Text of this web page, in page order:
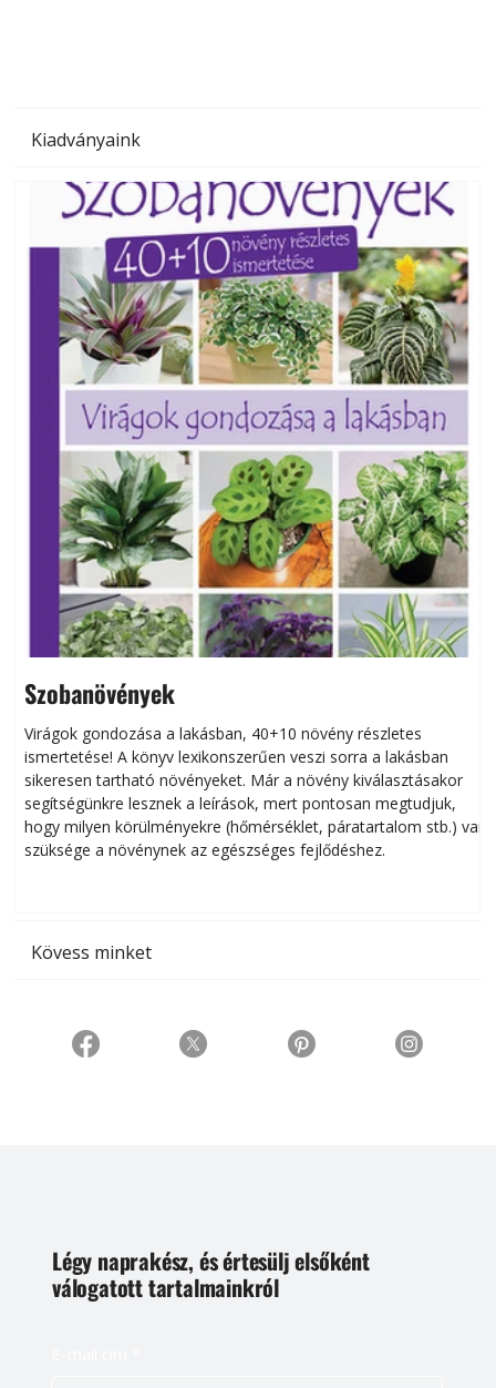
Kiadványaink
Szobanövények
Virágok gondozása a lakásban, 40+10 növény részletes
ismertetése! A könyv lexikonszerűen veszi sorra a lakásban
sikeresen tart­ha­tó növényeket. Már a növény kiválasztásakor
segítségünkre lesznek a leírások, mert pontosan megtudjuk,
hogy milyen körülményekre (hőmérséklet, páratartalom stb.) van
szüksége a növénynek az egészséges fejlődéshez.
Kövess minket
Légy naprakész, és értesülj elsőként
válogatott tartalmainkról